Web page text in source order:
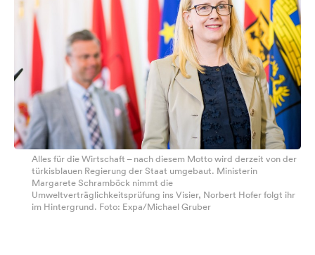
Alles für die Wirtschaft – nach diesem Motto wird derzeit von der
türkisblauen Regierung der Staat umgebaut. Ministerin
Margarete Schramböck nimmt die
Umweltverträglichkeitsprüfung ins Visier, Norbert Hofer folgt ihr
im Hintergrund. Foto: Expa/Michael Gruber